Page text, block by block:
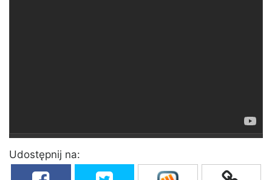
Udostępnij na: